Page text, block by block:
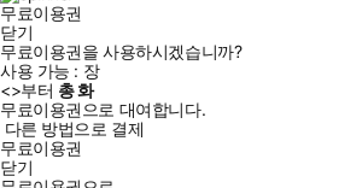
무료이용권
닫기
무료이용권을 사용하시겠습니까?
사용 가능 : 장
<>부터 총화
무료이용권으로 대여합니다.
다른 방법으로 결제
무료이용권
닫기